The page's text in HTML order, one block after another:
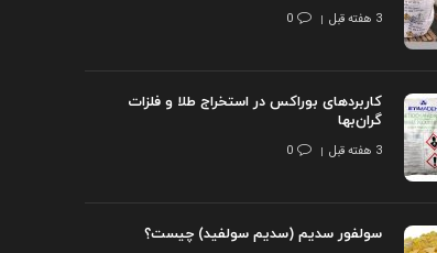
3 هفته قبل 0
کاربردهای بوراکس در استخراج طلا و فلزات
گران‌بها
3 هفته قبل 0
سولفور سدیم (سدیم سولفید) چیست؟